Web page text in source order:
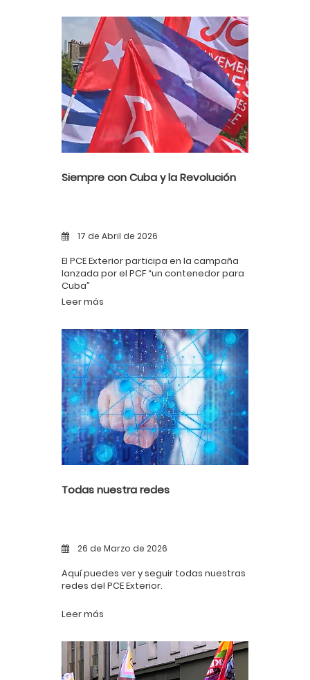
Siempre con Cuba y la Revolución
17 de Abril de 2026
El PCE Exterior participa en la campaña
lanzada por el PCF “un contenedor para
Cuba”
Leer más
Todas nuestra redes
26 de Marzo de 2026
Aquí puedes ver y seguir todas nuestras
redes del PCE Exterior.
Leer más